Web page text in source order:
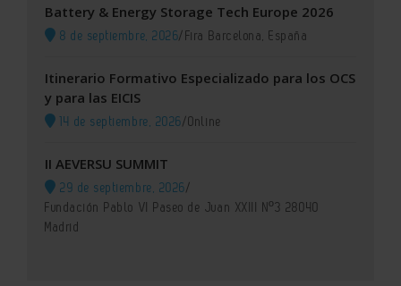
Battery & Energy Storage Tech Europe 2026
8 de septiembre, 2026/Fira Barcelona, España
Itinerario Formativo Especializado para los OCS
y para las EICIS
14 de septiembre, 2026/Online
II AEVERSU SUMMIT
29 de septiembre, 2026/
Fundación Pablo VI Paseo de Juan XXIII Nº3 28040
Madrid